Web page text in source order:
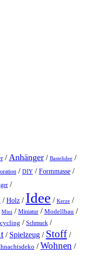
/Anhänger / Bastelidee /
/ DIY /Formmasse /
/
/Holz / Idee / Kerze /
Mini / Miniatur / Modellbau /
/ Schmuck /
/ Spielzeug / Stoff /
/Wohnen /